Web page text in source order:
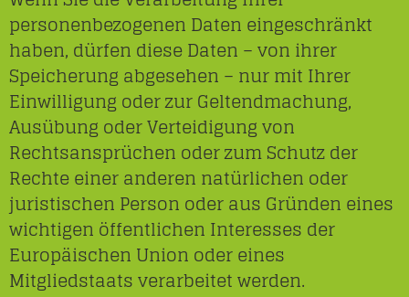
personenbezogenen Daten eingeschränkt
haben, dürfen diese Daten – von ihrer
Speicherung abgesehen – nur mit Ihrer
Einwilligung oder zur Geltendmachung,
Ausübung oder Verteidigung von
Rechtsansprüchen oder zum Schutz der
Rechte einer anderen natürlichen oder
juristischen Person oder aus Gründen eines
wichtigen öffentlichen Interesses der
Europäischen Union oder eines
Mitgliedstaats verarbeitet werden.